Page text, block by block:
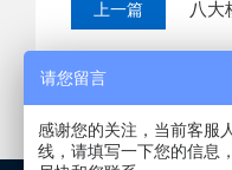
上一篇 八大
请您留言
感谢您的关注，当前客服
线，请填写一下您的信息